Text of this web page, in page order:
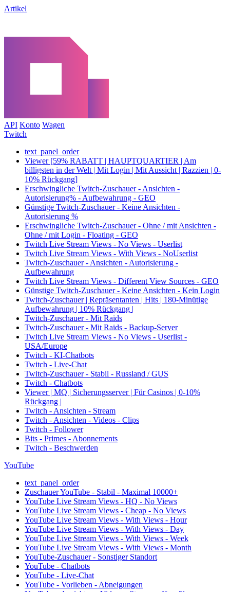
Artikel
API Konto Wagen
Twitch
text_panel_order
Viewer [59% RABATT | HAUPTQUARTIER | Am
billigsten in der Welt | Mit Login | Mit Aussicht | Razzien | 0-
10% Rückgang]
Erschwingliche Twitch-Zuschauer - Ansichten -
Autorisierung% - Aufbewahrung - GEO
Günstige Twitch-Zuschauer - Keine Ansichten -
Autorisierung %
Erschwingliche Twitch-Zuschauer - Ohne / mit Ansichten -
Ohne / mit Login - Floating - GEO
Twitch Live Stream Views - No Views - Userlist
Twitch Live Stream Views - With Views - NoUserlist
Twitch-Zuschauer - Ansichten - Autorisierung -
Aufbewahrung
Twitch Live Stream Views - Different View Sources - GEO
Günstige Twitch-Zuschauer - Keine Ansichten - Kein Login
Twitch-Zuschauer | Repräsentanten | Hits | 180-Minütige
Aufbewahrung | 10% Rückgang |
Twitch-Zuschauer - Mit Raids
Twitch-Zuschauer - Mit Raids - Backup-Server
Twitch Live Stream Views - No Views - Userlist -
USA/Europe
Twitch - KI-Chatbots
Twitch - Live-Chat
Twitch-Zuschauer - Stabil - Russland / GUS
Twitch - Chatbots
Viewer | MQ | Sicherungsserver | Für Casinos | 0-10%
Rückgang |
Twitch - Ansichten - Stream
Twitch - Ansichten - Videos - Clips
Twitch - Follower
Bits - Primes - Abonnements
Twitch - Beschwerden
YouTube
text_panel_order
Zuschauer YouTube - Stabil - Maximal 10000+
YouTube Live Stream Views - HQ - No Views
YouTube Live Stream Views - Cheap - No Views
YouTube Live Stream Views - With Views - Hour
YouTube Live Stream Views - With Views - Day
YouTube Live Stream Views - With Views - Week
YouTube Live Stream Views - With Views - Month
YouTube-Zuschauer - Sonstiger Standort
YouTube - Chatbots
YouTube - Live-Chat
YouTube - Vorlieben - Abneigungen